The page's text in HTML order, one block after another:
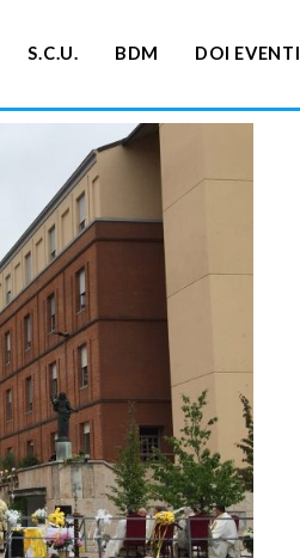
S.C.U. BDM DOI EVENTI